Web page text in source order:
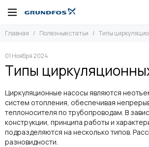
Главная Полезные статьи Типы
01 Ноября 2024
Типы
Циркуляционные насосы являются
систем отопления, обеспечивая
теплоносителя по трубопроводам. В
конструкции, принципа работы и
подразделяются на несколько типов.
разновидности.